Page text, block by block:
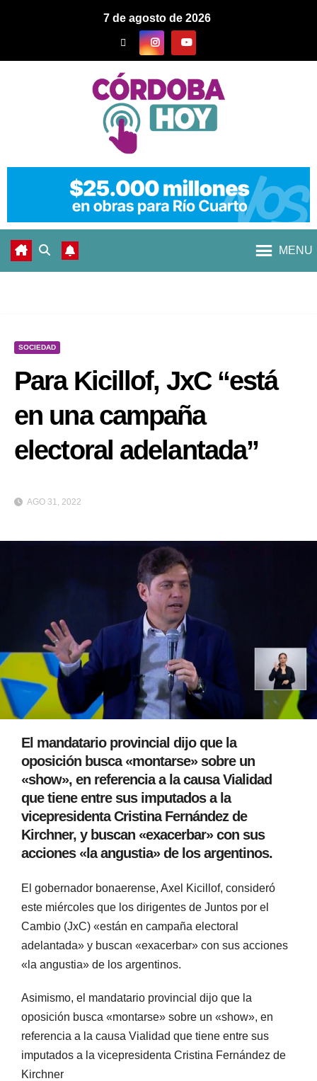
7 de agosto de 2026
MENU
SOCIEDAD
Para Kicillof, JxC “está
en una campaña
electoral adelantada”
AGO 31, 2022
El mandatario provincial dijo que la
oposición busca «montarse» sobre un
«show», en referencia a la causa Vialidad
que tiene entre sus imputados a la
vicepresidenta Cristina Fernández de
Kirchner, y buscan «exacerbar» con sus
acciones «la angustia» de los argentinos.
El gobernador bonaerense, Axel Kicillof, consideró
este miércoles que los dirigentes de Juntos por el
Cambio (JxC) «están en campaña electoral
adelantada» y buscan «exacerbar» con sus acciones
«la angustia» de los argentinos.
Asimismo, el mandatario provincial dijo que la
oposición busca «montarse» sobre un «show», en
referencia a la causa Vialidad que tiene entre sus
imputados a la vicepresidenta Cristina Fernández de
Kirchner